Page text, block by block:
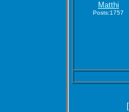
Matthi
Posts:1757